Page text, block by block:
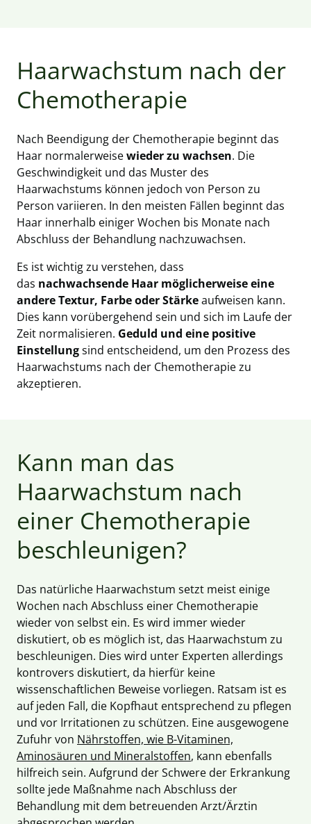
Haarwachstum nach der
Chemotherapie
Nach Beendigung der Chemotherapie beginnt das
Haar normalerweisewieder zu wachsen. Die
Geschwindigkeit und das Muster des
Haarwachstums können jedoch von Person zu
Person variieren. In den meisten Fällen beginnt das
Haar innerhalb einiger Wochen bis Monate nach
Abschluss der Behandlung nachzuwachsen.
Es ist wichtig zu verstehen, dass
das nachwachsende Haar möglicherweise eine
andere Textur, Farbe oder Stärkeaufweisen kann.
Dies kann vorübergehend sein und sich im Laufe der
Zeit normalisieren. Geduld und eine positive
Einstellungsind entscheidend, um den Prozess des
Haarwachstums nach der Chemotherapie zu
akzeptieren.
Kann man das
Haarwachstum nach
einer Chemotherapie
beschleunigen?
Das natürliche Haarwachstum setzt meist einige
Wochen nach Abschluss einer Chemotherapie
wieder von selbst ein. Es wird immer wieder
diskutiert, ob es möglich ist, das Haarwachstum zu
beschleunigen. Dies wird unter Experten allerdings
kontrovers diskutiert, da hierfür keine
wissenschaftlichen Beweise vorliegen. Ratsam ist es
auf jeden Fall, die Kopfhaut entsprechend zu pflegen
und vor Irritationen zu schützen. Eine ausgewogene
Zufuhr von Nährstoffen, wie B-Vitaminen,
Aminosäuren und Mineralstoffen, kann ebenfalls
hilfreich sein. Aufgrund der Schwere der Erkrankung
sollte jede Maßnahme nach Abschluss der
Behandlung mit dem betreuenden Arzt/Ärztin